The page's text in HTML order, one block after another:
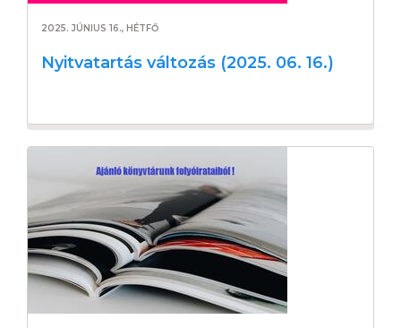
2025. JÚNIUS 16., HÉTFŐ
Nyitvatartás változás (2025. 06. 16.)